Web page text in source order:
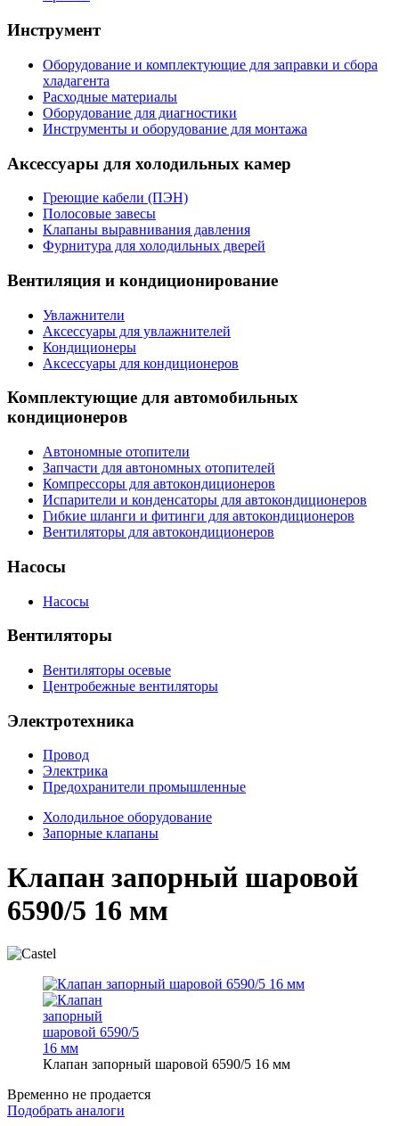
Инструмент
Оборудование и комплектующие для заправки и сбора
хладагента
Расходные материалы
Оборудование для диагностики
Инструменты и оборудование для монтажа
Аксессуары для холодильных камер
Греющие кабели (ПЭН)
Полосовые завесы
Клапаны выравнивания давления
Фурнитура для холодильных дверей
Вентиляция и кондиционирование
Увлажнители
Аксессуары для увлажнителей
Кондиционеры
Аксессуары для кондиционеров
Комплектующие для автомобильных
кондиционеров
Автономные отопители
Запчасти для автономных отопителей
Компрессоры для автокондиционеров
Испарители и конденсаторы для автокондиционеров
Гибкие шланги и фитинги для автокондиционеров
Вентиляторы для автокондиционеров
Насосы
Насосы
Вентиляторы
Вентиляторы осевые
Центробежные вентиляторы
Электротехника
Провод
Электрика
Предохранители промышленные
Холодильное оборудование
Запорные клапаны
Клапан запорный шаровой
6590/5 16 мм
Клапан запорный шаровой 6590/5 16 мм
Временно не продается
Подобрать аналоги